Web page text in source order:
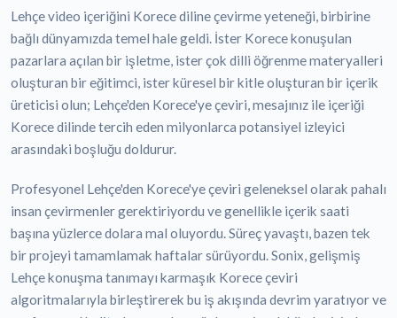
Lehçe video içeriğini Korece diline çevirme yeteneği, birbirine
bağlı dünyamızda temel hale geldi. İster Korece konuşulan
pazarlara açılan bir işletme, ister çok dilli öğrenme materyalleri
oluşturan bir eğitimci, ister küresel bir kitle oluşturan bir içerik
üreticisi olun; Lehçe'den Korece'ye çeviri, mesajınız ile içeriği
Korece dilinde tercih eden milyonlarca potansiyel izleyici
arasındaki boşluğu doldurur.
Profesyonel Lehçe'den Korece'ye çeviri geleneksel olarak pahalı
insan çevirmenler gerektiriyordu ve genellikle içerik saati
başına yüzlerce dolara mal oluyordu. Süreç yavaştı, bazen tek
bir projeyi tamamlamak haftalar sürüyordu. Sonix, gelişmiş
Lehçe konuşma tanımayı karmaşık Korece çeviri
algoritmalarıyla birleştirerek bu iş akışında devrim yaratıyor ve